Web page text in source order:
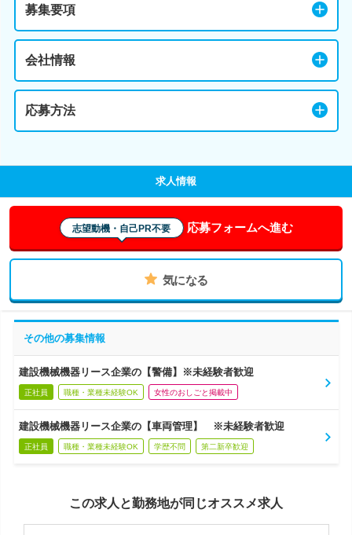
募集要項
会社情報
応募方法
求人情報
志望動機・自己PR不要 応募フォームへ進む
気になる
その他の募集情報
建設機械機器リース企業の【警備】※未経験者歓迎
正社員 職種・業種未経験OK 女性のおしごと掲載中
建設機械機器リース企業の【車両管理】 ※未経験者歓迎
正社員 職種・業種未経験OK 学歴不問 第二新卒歓迎
この求人と勤務地が同じオススメ求人